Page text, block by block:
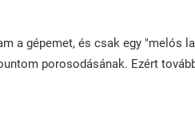
a gépemet, és csak egy "melós
porosodásának. Ezért